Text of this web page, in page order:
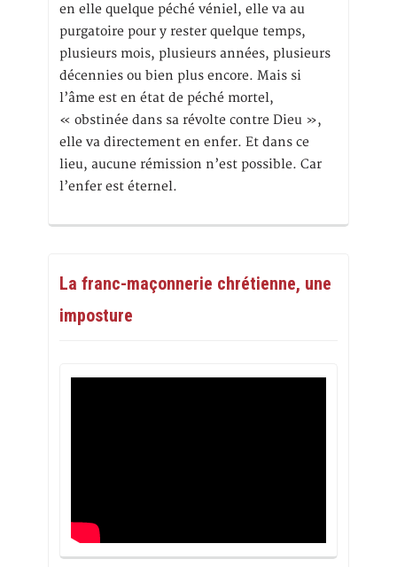
en elle quelque péché véniel, elle va au
purgatoire pour y rester quelque temps,
plusieurs mois, plusieurs années, plusieurs
décennies ou bien plus encore. Mais si
l’âme est en état de péché mortel,
« obstinée dans sa révolte contre Dieu »,
elle va directement en enfer. Et dans ce
lieu, aucune rémission n’est possible. Car
l’enfer est éternel.
La franc-maçonnerie chrétienne, une
imposture